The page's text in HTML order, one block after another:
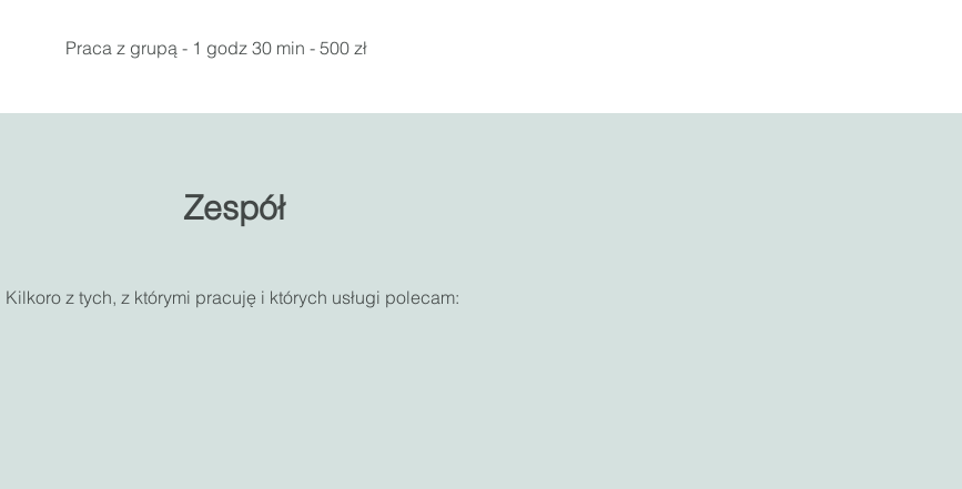
Praca z grupą - 1 godz 30 min - 500 zł
Zespół
Kilkoro z tych, z którymi pracuję i których usługi polecam: